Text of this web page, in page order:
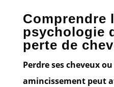
Comprendre
psychologie
perte de
Perdre ses cheveux
amincissement peut